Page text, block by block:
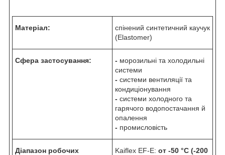
Матеріал:
спінений синтетичний каучук
(Elastomer)
Сфера застосування: - морозильні та холодильні
системи
- системи вентиляції та
кондиціонування
- системи холодного та
гарячого водопостачання й
опалення
- промисловість
Діапазон робочих
Kaiflex EF-E: от -50 °C (-200